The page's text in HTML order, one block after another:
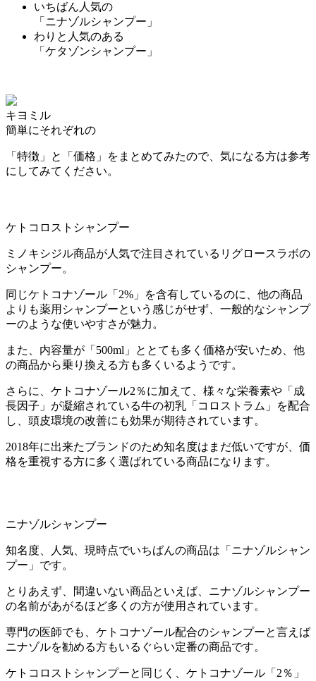
いちばん人気の
「ニナゾルシャンプー」
わりと人気のある
「ケタゾンシャンプー」
キヨミル
簡単にそれぞれの
「特徴」と「価格」をまとめてみたので、気になる方は参考
にしてみてください。
ケトコロストシャンプー
ミノキシジル商品が人気で注目されているリグロースラボの
シャンプー。
同じケトコナゾール「2%」を含有しているのに、他の商品
よりも薬用シャンプーという感じがせず、一般的なシャンプ
ーのような使いやすさが魅力。
また、内容量が 「500ml」ととても多く価格が安いため、他
の商品から乗り換える方も多くいるようです。
さらに、ケトコナゾール2％に加えて、様々な栄養素や「成
長因子」が凝縮されている牛の初乳「コロストラム」を配合
し、頭皮環境の改善にも効果が期待されています。
2018年に出来たブランドのため知名度はまだ低いですが、価
格を重視する方に多く選ばれている商品になります。
ニナゾルシャンプー
知名度、人気、現時点でいちばんの商品は「ニナゾルシャン
プー」です。
とりあえず、間違いない商品といえば、ニナゾルシャンプー
の名前があがるほど多くの方が使用されています。
専門の医師でも、ケトコナゾール配合のシャンプーと言えば
ニナゾルを勧める方もいるぐらい定番の商品です。
ケトコロストシャンプーと同じく、ケトコナゾール「2％」